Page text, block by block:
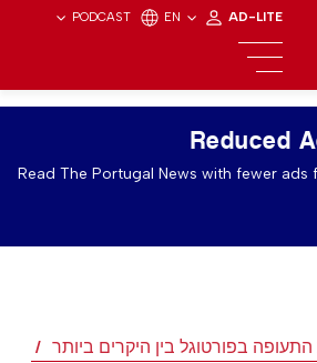
PODCAST EN AD-LITE
Reduced
Read The Portugal News with fewer
התעופה בפורטוגל בין היקרים ביותר